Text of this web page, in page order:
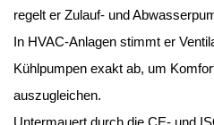
regelt er Zulauf- und
In HVAC-Anlagen stimmt er
Kühlpumpen exakt ab, um
auszugleichen.
Untermauert durch die CE- und